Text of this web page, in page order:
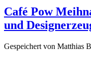
Café Pow
und
Gespeichert von Matthias